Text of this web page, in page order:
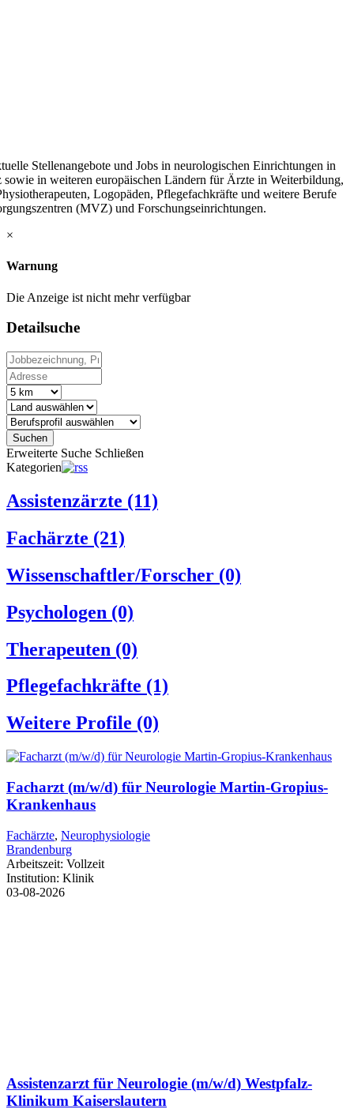
Stellenangebote und Jobs in neurologischen Einrichtungen in
in weiteren europäischen Ländern für Ärzte in Weiterbildung,
Logopäden, Pflegefachkräfte und weitere Berufe
(MVZ) und Forschungseinrichtungen.
×
Warnung
Die Anzeige ist nicht mehr verfügbar
Detailsuche
Suchen
Erweiterte Suche Schließen
Kategorien
Assistenzärzte (11)
Fachärzte (21)
Wissenschaftler/Forscher (0)
Psychologen (0)
Therapeuten (0)
Pflegefachkräfte (1)
Weitere Profile (0)
Facharzt (m/w/d) für Neurologie Martin-Gropius-
Krankenhaus
Fachärzte, Neurophysiologie
Brandenburg
Arbeitszeit: Vollzeit
Institution: Klinik
03-08-2026
Assistenzarzt für Neurologie (m/w/d) Westpfalz-
Klinikum Kaiserslautern